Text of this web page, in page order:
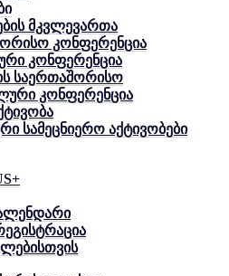
მკვლევართა
კონფერენცია
კონფერენცია
საერთაშორისო
კონფერენცია
სამეცნიერო აქტივობები